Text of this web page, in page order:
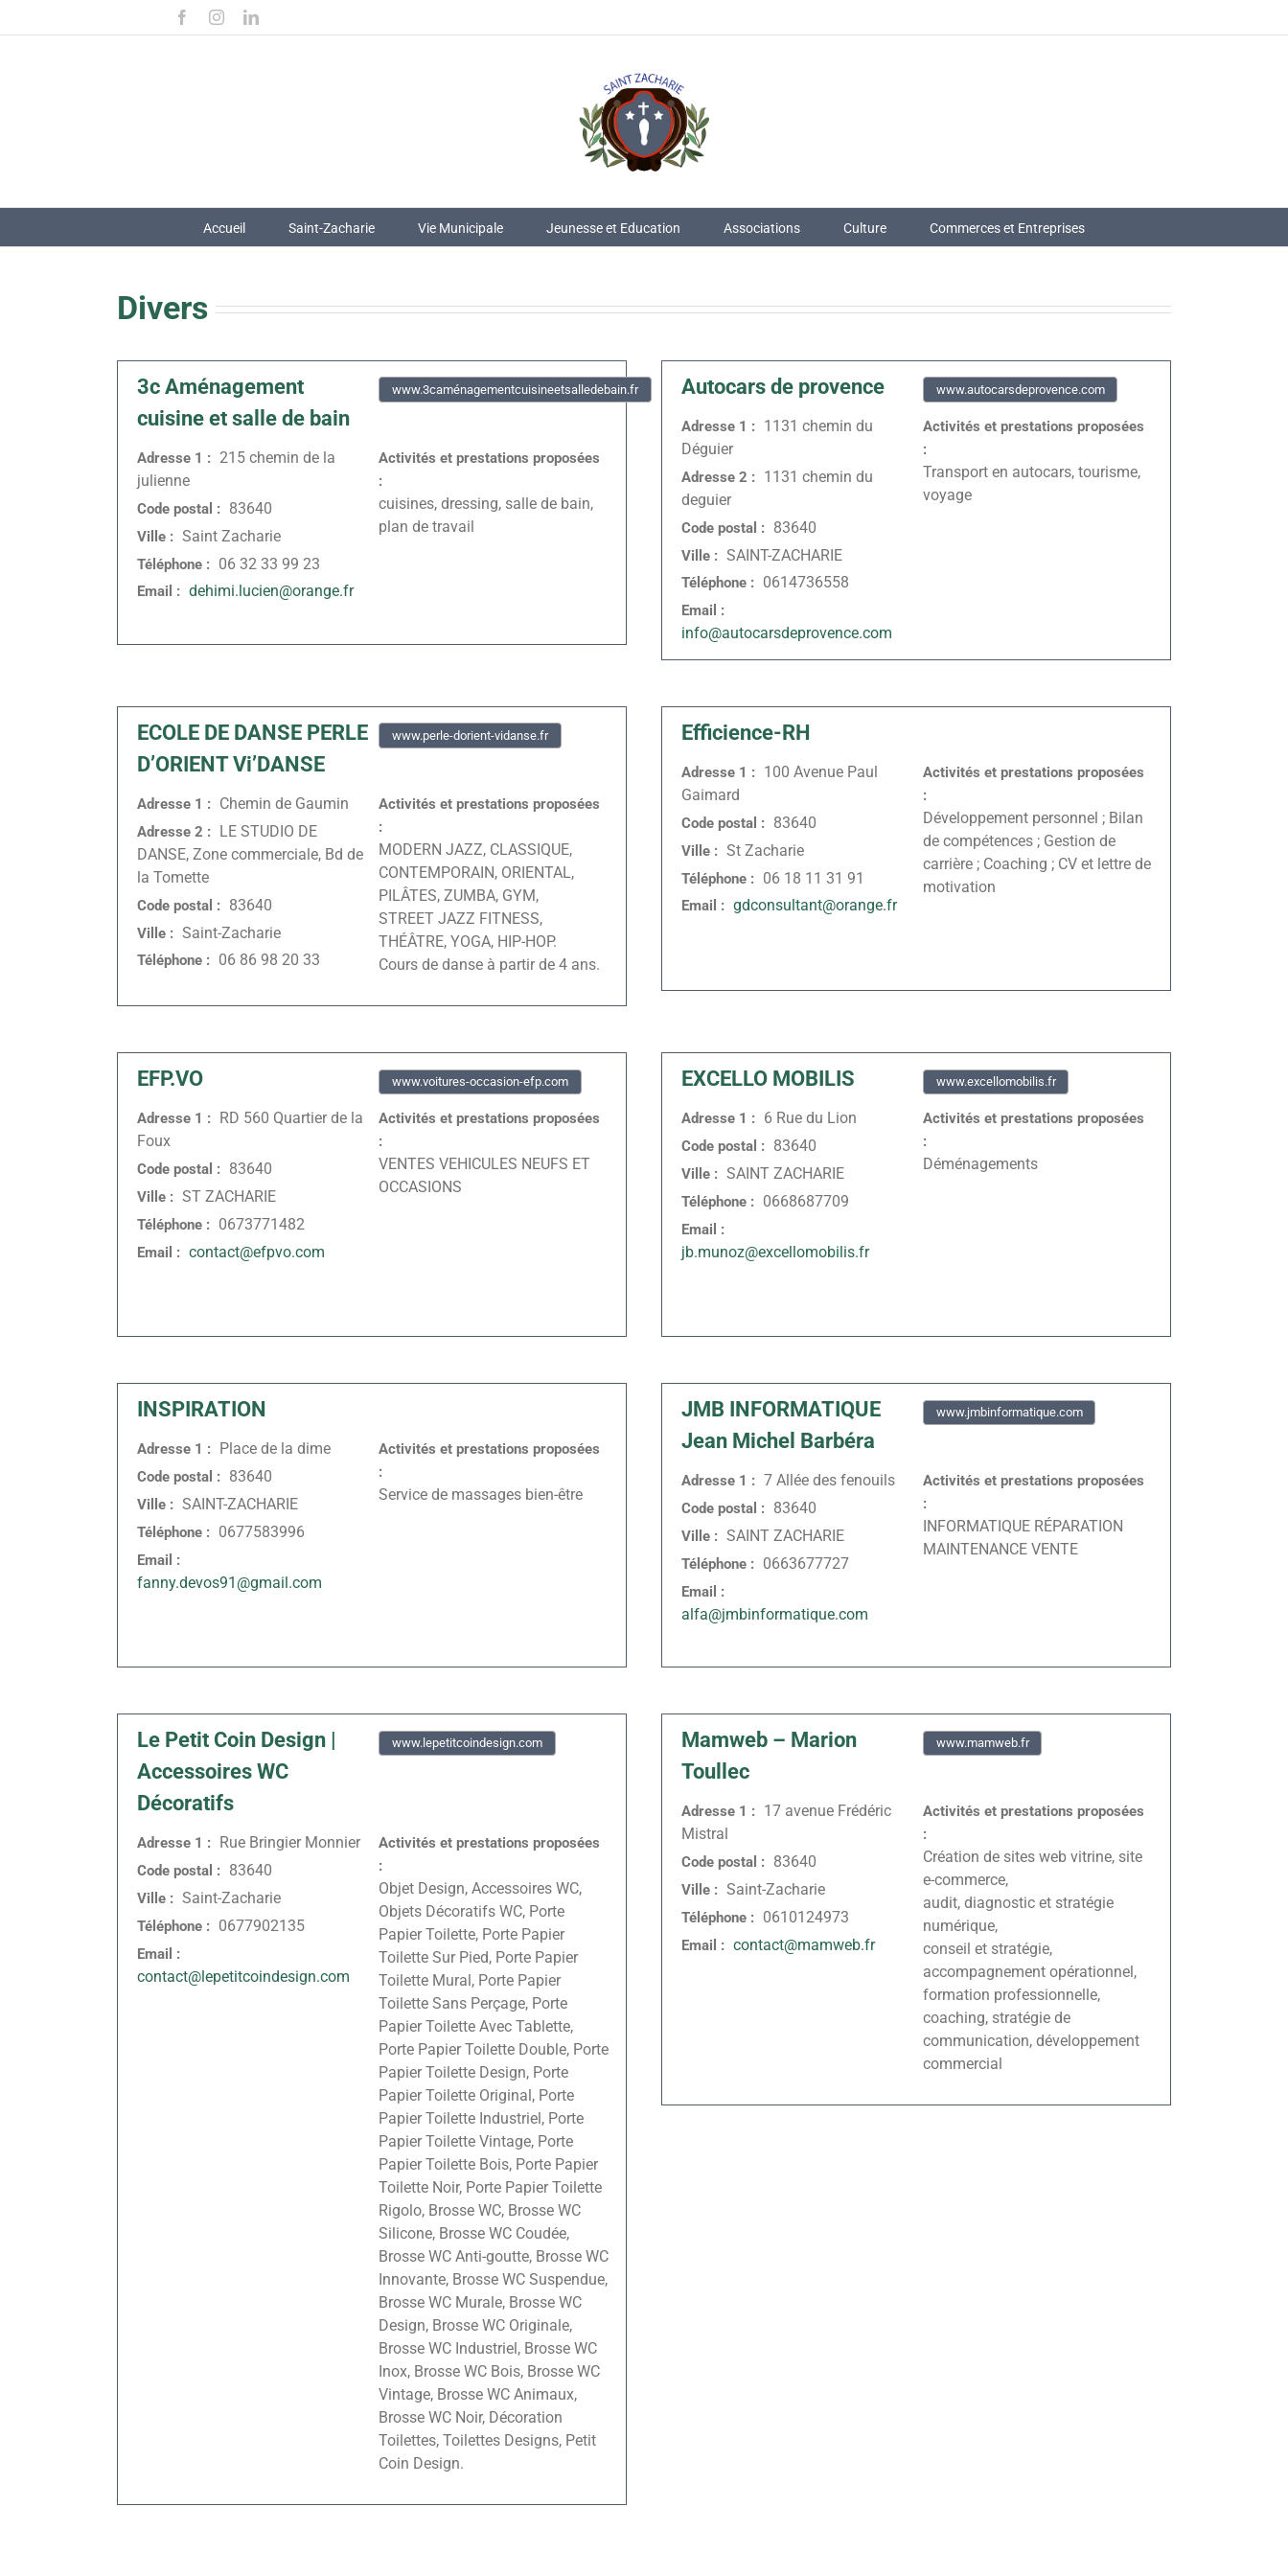
au
FacebookInstagramLinkedIn
Accueil Saint-Zacharie Vie Municipale Jeunesse et Education Associations Culture Commerces et Entreprises
Divers
3c Aménagement
cuisine et salle de bain
www.3caménagementcuisineetsalledebain.fr
Adresse 1 : 215 chemin de la
julienne
Code postal : 83640
Ville : Saint Zacharie
Téléphone : 06 32 33 99 23
Email : dehimi.lucien@orange.fr
Activités et prestations proposées
:
cuisines, dressing, salle de bain,
plan de travail
Autocars de provence www.autocarsdeprovence.com
Adresse 1 : 1131 chemin du
Déguier
Adresse 2 : 1131 chemin du
deguier
Code postal : 83640
Ville : SAINT-ZACHARIE
Téléphone : 0614736558
Email :
info@autocarsdeprovence.com
Activités et prestations proposées
:
Transport en autocars, tourisme,
voyage
ECOLE DE DANSE PERLE
D’ORIENT Vi’DANSE
www.perle-dorient-vidanse.fr
Adresse 1 : Chemin de Gaumin
Adresse 2 : LE STUDIO DE
DANSE, Zone commerciale, Bd de
la Tomette
Code postal : 83640
Ville : Saint-Zacharie
Téléphone : 06 86 98 20 33
Activités et prestations proposées
:
MODERN JAZZ, CLASSIQUE,
CONTEMPORAIN, ORIENTAL,
PILÂTES, ZUMBA, GYM,
STREET JAZZ FITNESS,
THÉÂTRE, YOGA, HIP-HOP.
Cours de danse à partir de 4 ans.
Efficience-RH
Adresse 1 : 100 Avenue Paul
Gaimard
Code postal : 83640
Ville : St Zacharie
Téléphone : 06 18 11 31 91
Email : gdconsultant@orange.fr
Activités et prestations proposées
:
Développement personnel ; Bilan
de compétences ; Gestion de
carrière ; Coaching ; CV et lettre de
motivation
EFP.VO www.voitures-occasion-efp.com
Adresse 1 :
RD 560 Quartier de la
Foux
Code postal : 83640
Ville : ST ZACHARIE
Téléphone : 0673771482
Email : contact@efpvo.com
Activités et prestations proposées
:
VENTES VEHICULES NEUFS ET
OCCASIONS
EXCELLO MOBILIS www.excellomobilis.fr
Adresse 1 : 6 Rue du Lion
Code postal : 83640
Ville : SAINT ZACHARIE
Téléphone : 0668687709
Email :
jb.munoz@excellomobilis.fr
Activités et prestations proposées
:
Déménagements
INSPIRATION
Adresse 1 : Place de la dime
Code postal : 83640
Ville : SAINT-ZACHARIE
Téléphone : 0677583996
Email :
fanny.devos91@gmail.com
Activités et prestations proposées
:
Service de massages bien-être
JMB INFORMATIQUE
Jean Michel Barbéra
www.jmbinformatique.com
Adresse 1 : 7 Allée des fenouils
Code postal : 83640
Ville : SAINT ZACHARIE
Téléphone : 0663677727
Email :
alfa@jmbinformatique.com
Activités et prestations proposées
:
INFORMATIQUE RÉPARATION
MAINTENANCE VENTE
Le Petit Coin Design |
Accessoires WC
Décoratifs
www.lepetitcoindesign.com
Adresse 1 : Rue Bringier Monnier
Code postal : 83640
Ville : Saint-Zacharie
Téléphone : 0677902135
Email :
contact@lepetitcoindesign.com
Activités et prestations proposées
:
Objet Design, Accessoires WC,
Objets Décoratifs WC, Porte
Papier Toilette, Porte Papier
Toilette Sur Pied, Porte Papier
Toilette Mural, Porte Papier
Toilette Sans Perçage, Porte
Papier Toilette Avec Tablette,
Porte Papier Toilette Double, Porte
Papier Toilette Design, Porte
Papier Toilette Original, Porte
Papier Toilette Industriel, Porte
Papier Toilette Vintage, Porte
Papier Toilette Bois, Porte Papier
Toilette Noir, Porte Papier Toilette
Rigolo, Brosse WC, Brosse WC
Silicone, Brosse WC Coudée,
Brosse WC Anti-goutte, Brosse WC
Innovante, Brosse WC Suspendue,
Brosse WC Murale, Brosse WC
Design, Brosse WC Originale,
Brosse WC Industriel, Brosse WC
Inox, Brosse WC Bois, Brosse WC
Vintage, Brosse WC Animaux,
Brosse WC Noir, Décoration
Toilettes, Toilettes Designs, Petit
Coin Design.
Mamweb – Marion
Toullec
www.mamweb.fr
Adresse 1 : 17 avenue Frédéric
Mistral
Code postal : 83640
Ville : Saint-Zacharie
Téléphone : 0610124973
Email : contact@mamweb.fr
Activités et prestations proposées
:
Création de sites web vitrine, site
e-commerce,
audit, diagnostic et stratégie
numérique,
conseil et stratégie,
accompagnement opérationnel,
formation professionnelle,
coaching, stratégie de
communication, développement
commercial